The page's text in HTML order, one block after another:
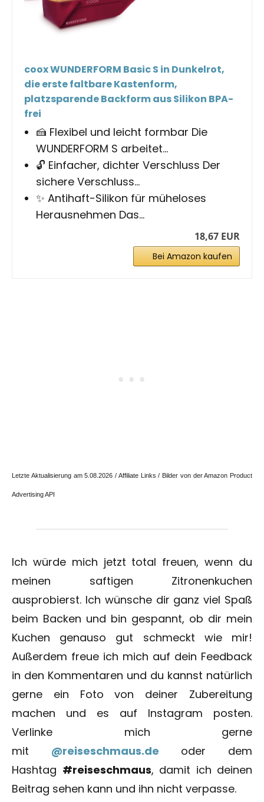
coox WUNDERFORM Basic S in Dunkelrot,
die erste faltbare Kastenform,
platzsparende Backform aus Silikon BPA-
frei
🍰 Flexibel und leicht formbar Die
WUNDERFORM S arbeitet...
🔓 Einfacher, dichter Verschluss Der
sichere Verschluss...
✨ Antihaft-Silikon für müheloses
Herausnehmen Das...
18,67 EUR
Bei Amazon kaufen
Letzte Aktualisierung am 5.08.2026 / Affiliate Links / Bilder von der Amazon Product
Advertising API
Ich würde mich jetzt total freuen, wenn du
meinen saftigen Zitronenkuchen
ausprobierst. Ich wünsche dir ganz viel Spaß
beim Backen und bin gespannt, ob dir mein
Kuchen genauso gut schmeckt wie mir!
Außerdem freue ich mich auf dein Feedback
in den Kommentaren und du kannst natürlich
gerne ein Foto von deiner Zubereitung
machen und es auf Instagram posten.
Verlinke mich gerne
mit @reiseschmaus.de oder dem
Hashtag #reiseschmaus, damit ich deinen
Beitrag sehen kann und ihn nicht verpasse.